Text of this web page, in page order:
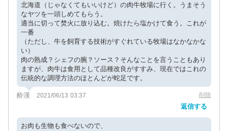
北海道（じゃなくてもいいけど）の肉牛牧場に行く。うまそう
なヤツを一頭しめてもらう。
適当に切って焚火に放り込む。焼けたら塩かけて食う。これが
一番
（ただし、牛を飼育する技術がすぐれている牧場はなかなかな
い）
肉の熟成？シェフの腕？ソース？そんなことを言うこともあり
ますが、肉牛は食用として品種改良がすすみ、現在ではこれの
伝統的な調理方法のほとんどが蛇足です。
酔漢 2021/06/13 03:37 削除
返信する
お肉も生物も食べないので、